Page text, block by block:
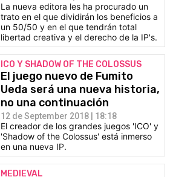
La nueva editora les ha procurado un
trato en el que dividirán los beneficios a
un 50/50 y en el que tendrán total
libertad creativa y el derecho de la IP's.
ICO Y SHADOW OF THE COLOSSUS
El juego nuevo de Fumito
Ueda será una nueva historia,
no una continuación
12 de September 2018 | 18:18
El creador de los grandes juegos 'ICO' y
'Shadow of the Colossus' está inmerso
en una nueva IP.
MEDIEVAL